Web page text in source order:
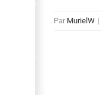
Par MurielW |